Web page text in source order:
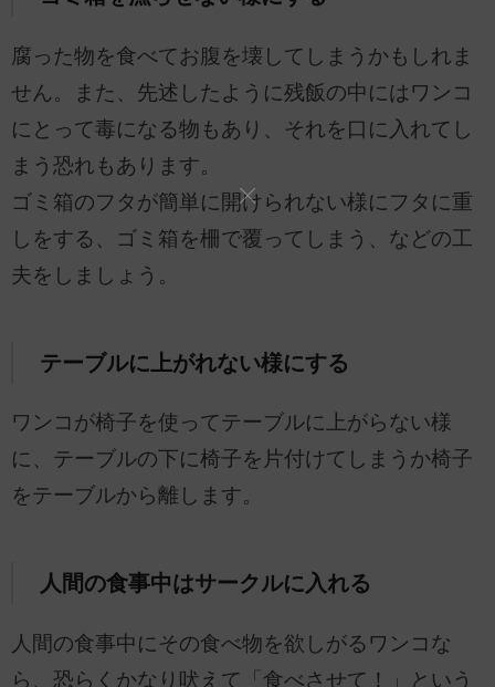
腐った物を食べてお腹を壊してしまうかもしれま
せん。また、先述したように残飯の中にはワンコ
にとって毒になる物もあり、それを口に入れてし
まう恐れもあります。
ゴミ箱のフタが簡単に開けられない様にフタに重
しをする、ゴミ箱を柵で覆ってしまう、などの工
夫をしましょう。
テーブルに上がれない様にする
ワンコが椅子を使ってテーブルに上がらない様
に、テーブルの下に椅子を片付けてしまうか椅子
をテーブルから離します。
人間の食事中はサークルに入れる
人間の食事中にその食べ物を欲しがるワンコな
ら、恐らくかなり吠えて「食べさせて！」という